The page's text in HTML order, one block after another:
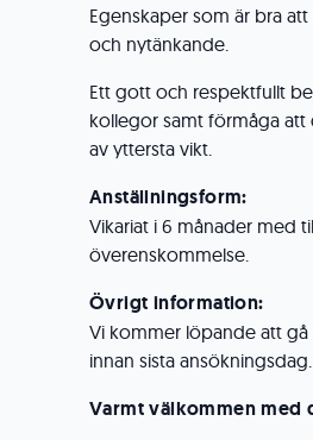
Egenskaper som är bra
och nytänkande.
Ett gott och respektfullt
kollegor samt förmåga
av yttersta vikt.
Anställningsform:
Vikariat i 6 månader med
överenskommelse.
Övrigt information:
Vi kommer löpande att gå
innan sista ansökningsdag.
Varmt välkommen med